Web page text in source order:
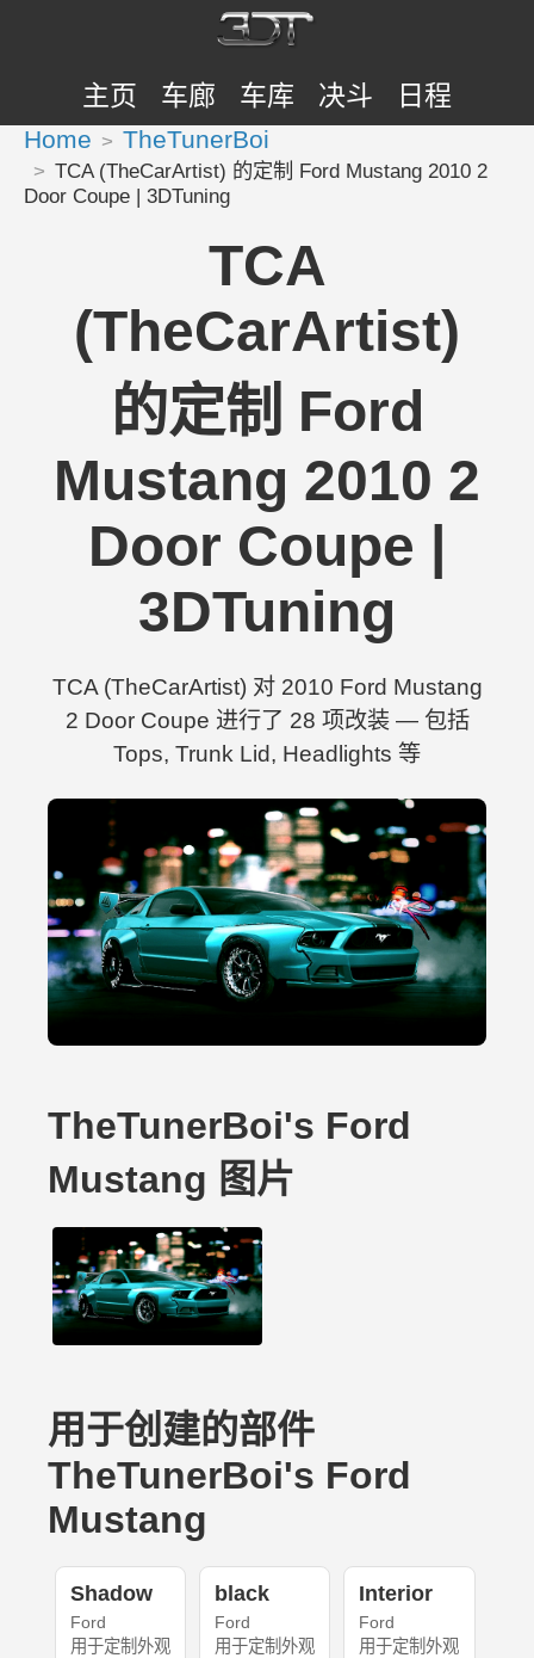
主页 车廊 车库 决斗 日程
Home TheTunerBoi
TCA (TheCarArtist) 的定制 Ford Mustang 2010 2
Door Coupe | 3DTuning
TCA
(TheCarArtist)
的定制 Ford
Mustang 2010 2
Door Coupe |
3DTuning
TCA (TheCarArtist) 对 2010 Ford Mustang
2 Door Coupe 进行了 28 项改装 — 包括
Tops, Trunk Lid, Headlights 等
TheTunerBoi's Ford
Mustang 图片
用于创建的部件
TheTunerBoi's Ford
Mustang
Shadow
Ford
用于定制外观
black
Ford
用于定制外观
Interior
Ford
用于定制外观